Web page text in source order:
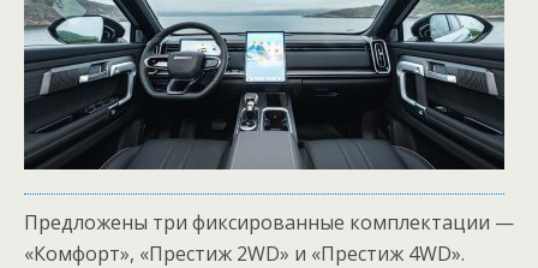
Предложены три фиксированные комплектации —
«Комфорт», «Престиж 2WD» и «Престиж 4WD».